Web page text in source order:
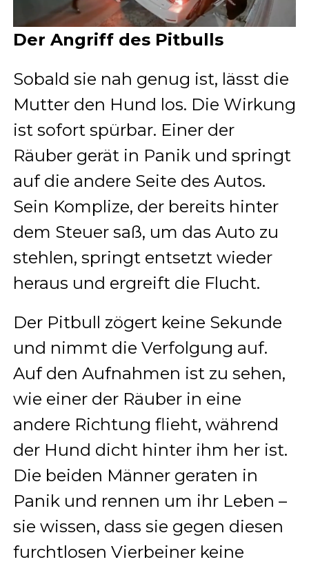
Der Angriff des Pitbulls
Sobald sie nah genug ist, lässt die
Mutter den Hund los. Die Wirkung
ist sofort spürbar. Einer der
Räuber gerät in Panik und springt
auf die andere Seite des Autos.
Sein Komplize, der bereits hinter
dem Steuer saß, um das Auto zu
stehlen, springt entsetzt wieder
heraus und ergreift die Flucht.
Der Pitbull zögert keine Sekunde
und nimmt die Verfolgung auf.
Auf den Aufnahmen ist zu sehen,
wie einer der Räuber in eine
andere Richtung flieht, während
der Hund dicht hinter ihm her ist.
Die beiden Männer geraten in
Panik und rennen um ihr Leben –
sie wissen, dass sie gegen diesen
furchtlosen Vierbeiner keine